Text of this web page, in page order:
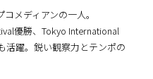
メディアンの一人。
優勝、Tokyo International
活躍。鋭い観察力とテンポの